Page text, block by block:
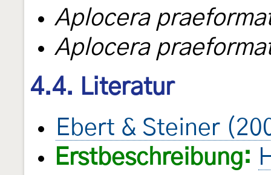
Aplocera
Aplocera
4.4. Literatur
Ebert & Steiner
Erstbeschreibung: